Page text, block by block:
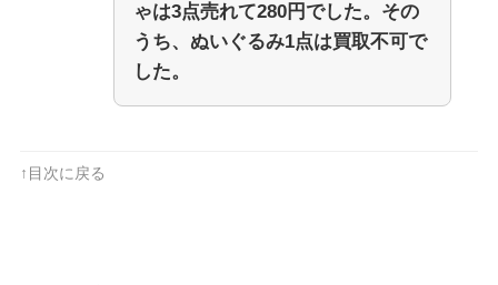
ゃは3点売れて280円でした。その
うち、ぬいぐるみ1点は買取不可で
した。
↑目次に戻る